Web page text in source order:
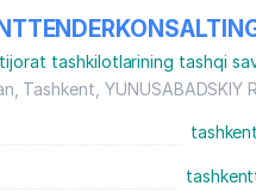
tashkilotlarining tashqi
Tashkent, YUNUSABADSKIY